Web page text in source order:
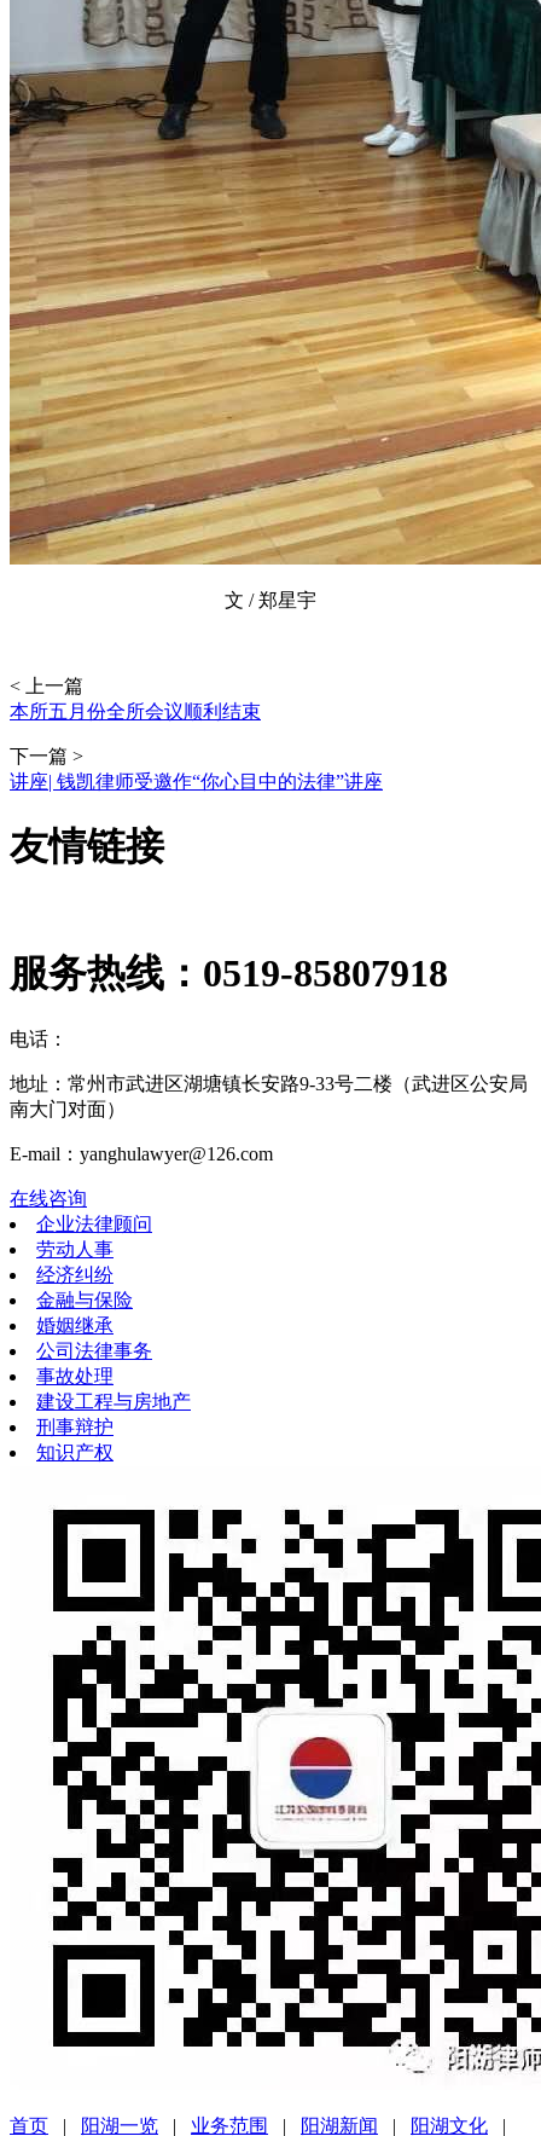
文 / 郑星宇
< 上一篇
本所五月份全所会议顺利结束
下一篇 >
讲座| 钱凯律师受邀作“你心目中的法律”讲座
友情链接
服务热线： 0519-85807918
电话：
地址：常州市武进区湖塘镇长安路9-33号二楼（武进区公安局
南大门对面）
E-mail：yanghulawyer@126.com
在线咨询
企业法律顾问
劳动人事
经济纠纷
金融与保险
婚姻继承
公司法律事务
事故处理
建设工程与房地产
刑事辩护
知识产权
首页 | 阳湖一览 | 业务范围 | 阳湖新闻 | 阳湖文化 |